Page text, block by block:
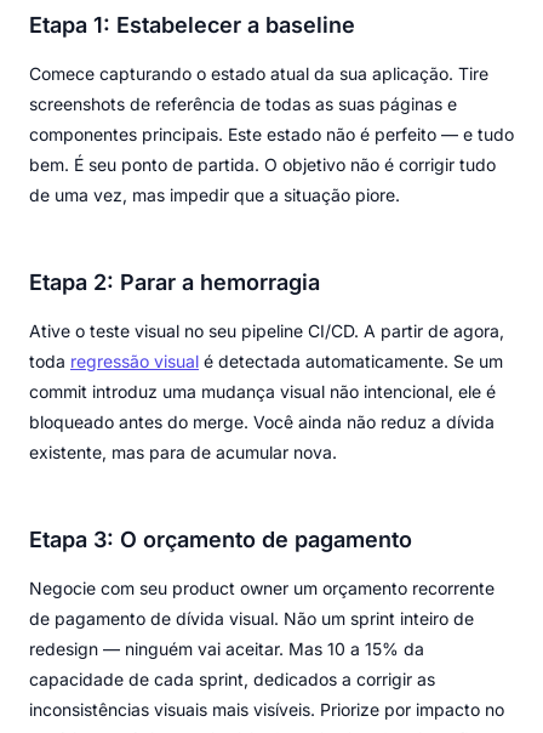
Etapa 1: Estabelecer a baseline
Comece capturando o estado atual da sua aplicação. Tire
screenshots de referência de todas as suas páginas e
componentes principais. Este estado não é perfeito — e tudo
bem. É seu ponto de partida. O objetivo não é corrigir tudo
de uma vez, mas impedir que a situação piore.
Etapa 2: Parar a hemorragia
Ative o teste visual no seu pipeline CI/CD. A partir de agora,
toda regressão visual é detectada automaticamente. Se um
commit introduz uma mudança visual não intencional, ele é
bloqueado antes do merge. Você ainda não reduz a dívida
existente, mas para de acumular nova.
Etapa 3: O orçamento de pagamento
Negocie com seu product owner um orçamento recorrente
de pagamento de dívida visual. Não um sprint inteiro de
redesign — ninguém vai aceitar. Mas 10 a 15% da
capacidade de cada sprint, dedicados a corrigir as
inconsistências visuais mais visíveis. Priorize por impacto no